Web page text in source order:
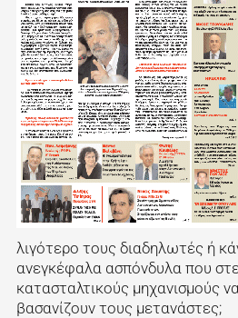
λιγότερο τους διαδηλωτές ή
ανεγκέφαλα ασπόνδυλα που
κατασταλτικούς μηχανισμούς
βασανίζουν τους μετανάστες;